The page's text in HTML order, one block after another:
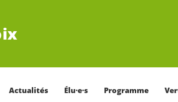
Actualités Élu·e·s Programme